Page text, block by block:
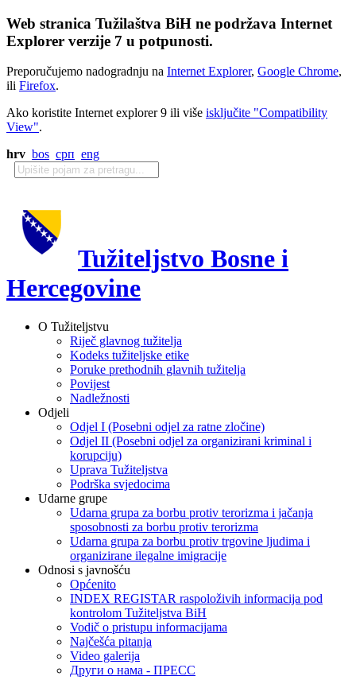
Web stranica Tužilaštva BiH ne podržava Internet
Explorer verzije 7 u potpunosti.
Preporučujemo nadogradnju na Internet Explorer, Google Chrome,
ili Firefox.
Ako koristite Internet explorer 9 ili više isključite "Compatibility
View".
hrv bos срп eng
Tužiteljstvo Bosne i
Hercegovine
O Tužiteljstvu
Riječ glavnog tužitelja
Kodeks tužiteljske etike
Poruke prethodnih glavnih tužitelja
Povijest
Nadležnosti
Odjeli
Odjel I (Posebni odjel za ratne zločine)
Odjel II (Posebni odjel za organizirani kriminal i
korupciju)
Uprava Tužiteljstva
Podrška svjedocima
Udarne grupe
Udarna grupa za borbu protiv terorizma i jačanja
sposobnosti za borbu protiv terorizma
Udarna grupa za borbu protiv trgovine ljudima i
organizirane ilegalne imigracije
Odnosi s javnošću
Općenito
INDEX REGISTAR raspoloživih informacija pod
kontrolom Tužiteljstva BiH
Vodič o pristupu informacijama
Najčešća pitanja
Video galerija
Други о нама - ПРЕСC